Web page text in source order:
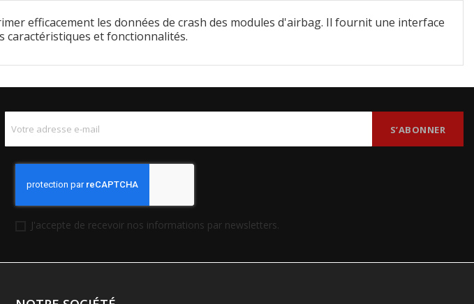
efficacement les données de crash des modules d'airbag. Il fournit une interface
caractéristiques et fonctionnalités.
J'accepte de recevoir nos informations par newsletters.